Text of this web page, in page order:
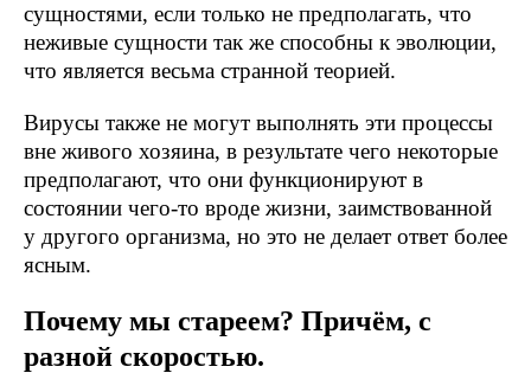
сущностями, если только не предполагать, что
неживые сущности так же способны к эволюции,
что является весьма странной теорией.
Вирусы также не могут выполнять эти процессы
вне живого хозяина, в результате чего некоторые
предполагают, что они функционируют в
состоянии чего-то вроде жизни, заимствованной
у другого организма, но это не делает ответ более
ясным.
Почему мы стареем? Причём, с
разной скоростью.